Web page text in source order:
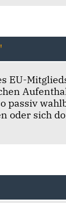
EU-
passiv
oder sich